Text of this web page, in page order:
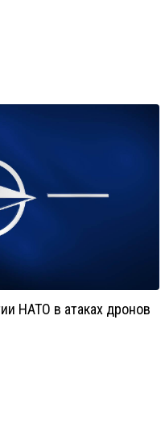
НАТО в атаках дронов